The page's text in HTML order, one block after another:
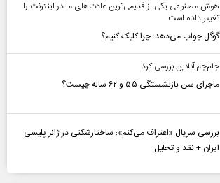
هوش مصنوعی یکی از قدیمی‌ترین عادت‌های ما در اینترنت را
تغییر داده است
گوگل جواب می‌دهد؛ چرا کلیک کنیم؟
جام‌جم آنلاین بررسی کرد
ماجرای سن بازنشستگی ۵۵ و ۶۲ ساله چیست؟
بررسی سریال «اعتراف می‌کنم»؛ ساختارشکنی در ژانر پلیسی
ایران + نقد و تحلیل